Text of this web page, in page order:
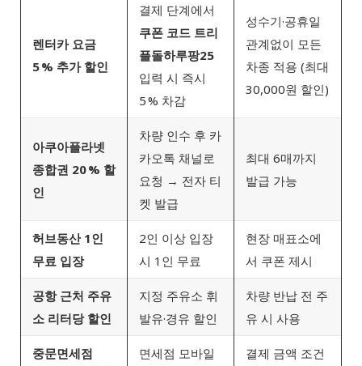
렌터카 요금
5 % 추가 할인
결제 단계에서
쿠폰 코드 트리
플돌하루팡25
입력 시 즉시
5 % 차감
성수기·공휴일
관계없이 모든
차종 적용 (최대
30,000원 할인)
아쿠아플라넷
종합권 20 % 할
인
차량 인수 후 카
카오톡 채널로
요청 → 전자 티
켓 발급
최대 6매까지
발급 가능
허브동산 1인
무료 입장
2인 이상 입장
시 1인 무료
현장 매표소에
서 쿠폰 제시
공항 근처 주유
소 리터당 할인
지정 주유소 휘
발유·경유 할인
차량 반납 전 주
유 시 사용
중문면세점
면세점 모바일
결제 금액 조건